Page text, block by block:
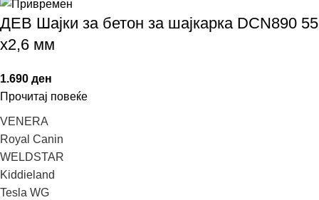
ДЕВ Шајки за бетон за шајкарка DCN890 55
х2,6 мм
1.690 ден
Прочитај повеќе
VENERA
Royal Canin
WELDSTAR
Kiddieland
Tesla WG